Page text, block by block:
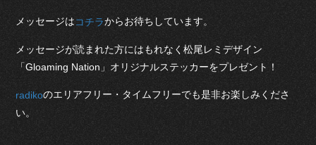
メッセージはコチラからお待ちしています。
メッセージが読まれた方にはもれなく松尾レミデザイン
「Gloaming Nation」オリジナルステッカーをプレゼント！
radikoのエリアフリー・タイムフリーでも是非お楽しみくださ
い。